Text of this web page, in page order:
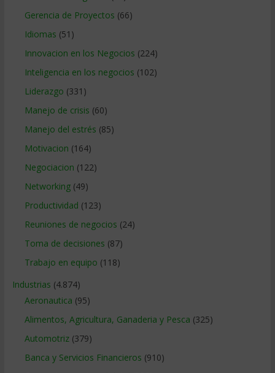
Gerencia de Proyectos (66)
Idiomas (51)
Innovacion en los Negocios (224)
Inteligencia en los negocios (102)
Liderazgo (331)
Manejo de crisis (60)
Manejo del estrés (85)
Motivacion (164)
Negociacion (122)
Networking(49)
Productividad (123)
Reuniones de negocios (24)
Toma de decisiones (87)
Trabajo en equipo (118)
Industrias (4.874)
Aeronautica (95)
Alimentos, Agricultura, Ganaderia y Pesca (325)
Automotriz(379)
Banca y Servicios Financieros (910)